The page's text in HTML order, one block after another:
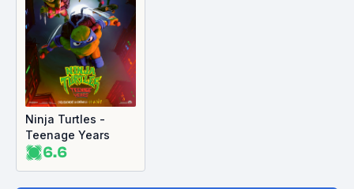
Ninja Turtles -
Teenage Years
6.6